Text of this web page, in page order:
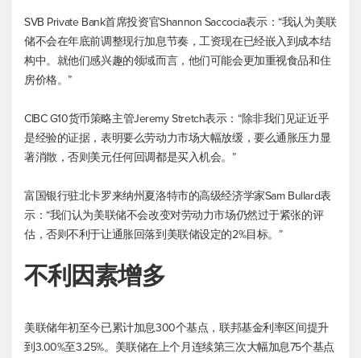
SVB Private Bank首席投资官Shannon Saccocia表示：“我认为美联
储不会在年底前调整现行加息节奏，工资现在已经嵌入到成本结
构中。就他们感兴趣的领域而言，他们可能会更加重视食品和住
房价格。”
CIBC G10货币策略主管Jeremy Stretch表示：“除非我们见证近乎
是经验的证据，表明要么劳动力市场大幅放缓，要么通胀压力显
著消散，否则美元任何回调都是买入机会。”
富国银行驻北卡罗来纳州夏洛特市的高级经济学家Sam Bullard表
示：“我们认为美联储不会改变对劳动力市场仍然过于紧张的评
估，否则不利于让通胀回落到美联储设定的2%目标。”
不利因素增多
美联储年初至今已累计加息300个基点，联邦基金利率区间提升
到3.00%至3.25%。美联储在上个月连续第三次大幅加息75个基点